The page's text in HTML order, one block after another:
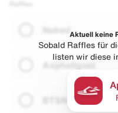
Naked
Asphaltgold
Aktuell keine
Sobald Raffles für
listen wir diese